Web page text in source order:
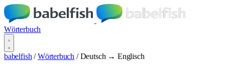
Wörterbuch
babelfish / Wörterbuch / Deutsch → Englisch